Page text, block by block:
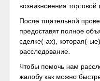
возникновения
После тщательной
предоставят полное
сделке(-ах), которая(-
расследование.
Чтобы помочь нам
жалобу как можно